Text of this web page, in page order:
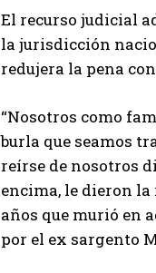
El recurso judicial
la jurisdicción
redujera la pena
“Nosotros como
burla que seamos
reírse de nosotros
encima, le dieron la
años que murió en
por el ex sargento